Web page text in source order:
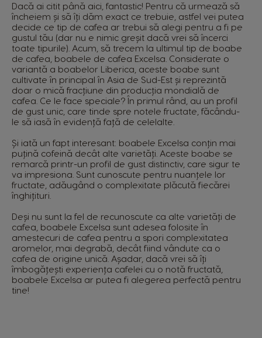
Dacă ai citit până aici, fantastic! Pentru că urmează să
încheiem și să îți dăm exact ce trebuie, astfel vei putea
decide ce tip de cafea ar trebui să alegi pentru a fi pe
gustul tău (dar nu e nimic greșit dacă vrei să încerci
toate tipurile). Acum, să trecem la ultimul tip de boabe
de cafea, boabele de cafea Excelsa. Considerate o
variantă a boabelor Liberica, aceste boabe sunt
cultivate în principal în Asia de Sud-Est și reprezintă
doar o mică fracțiune din producția mondială de
cafea. Ce le face speciale? În primul rând, au un profil
de gust unic, care tinde spre notele fructate, făcându-
le să iasă în evidență față de celelalte.
Și iată un fapt interesant: boabele Excelsa conțin mai
puțină cofeină decât alte varietăți. Aceste boabe se
remarcă printr-un profil de gust distinctiv, care sigur te
va impresiona. Sunt cunoscute pentru nuanțele lor
fructate, adăugând o complexitate plăcută fiecărei
înghițituri.
Deși nu sunt la fel de recunoscute ca alte varietăți de
cafea, boabele Excelsa sunt adesea folosite în
amestecuri de cafea pentru a spori complexitatea
aromelor, mai degrabă, decât fiind vândute ca o
cafea de origine unică. Așadar, dacă vrei să îți
îmbogățești experiența cafelei cu o notă fructată,
boabele Excelsa ar putea fi alegerea perfectă pentru
tine!